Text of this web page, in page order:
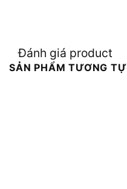
Đánh giá product
SẢN PHẨM TƯƠNG TỰ